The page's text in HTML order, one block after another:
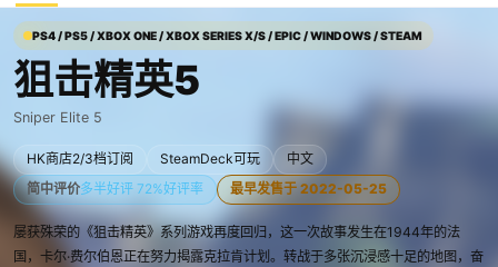
PS4 / PS5 / XBOX ONE / XBOX SERIES X/S / EPIC / WINDOWS / STEAM
狙击精英5
Sniper Elite 5
HK商店2/3档订阅 SteamDeck可玩
中文
简中评价多半好评 72%好评率 最早发售于 2022-05-25
屡获殊荣的《狙击精英》系列游戏再度回归，这一次故事发生在1944年的法
国，卡尔·费尔伯恩正在努力揭露克拉肯计划。转战于多张沉浸感十足的地图，奋